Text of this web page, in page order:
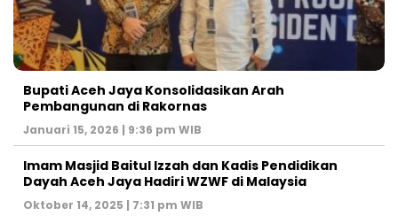
Bupati Aceh Jaya Konsolidasikan Arah
Pembangunan di Rakornas
Januari 15, 2026 | 9:36 pm WIB
Imam Masjid Baitul Izzah dan Kadis Pendidikan
Dayah Aceh Jaya Hadiri WZWF di Malaysia
Oktober 14, 2025 | 7:31 pm WIB